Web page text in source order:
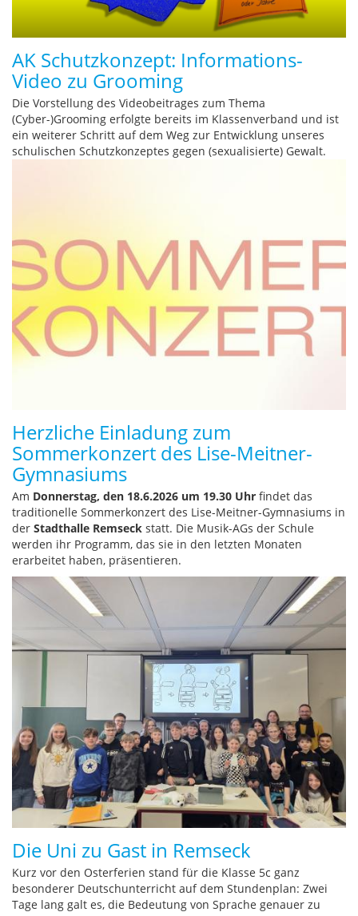
AK Schutzkonzept: Informations-
Video zu Grooming
Die Vorstellung des Videobeitrages zum Thema
(Cyber-)Grooming erfolgte bereits im Klassenverband und ist
ein weiterer Schritt auf dem Weg zur Entwicklung unseres
schulischen Schutzkonzeptes gegen (sexualisierte) Gewalt.
Herzliche Einladung zum
Sommerkonzert des Lise-Meitner-
Gymnasiums
Am Donnerstag, den 18.6.2026 um 19.30 Uhr findet das
traditionelle Sommerkonzert des Lise-Meitner-Gymnasiums in
der Stadthalle Remseck statt. Die Musik-AGs der Schule
werden ihr Programm, das sie in den letzten Monaten
erarbeitet haben, präsentieren.
Die Uni zu Gast in Remseck
Kurz vor den Osterferien stand für die Klasse 5c ganz
besonderer Deutschunterricht auf dem Stundenplan: Zwei
Tage lang galt es, die Bedeutung von Sprache genauer zu